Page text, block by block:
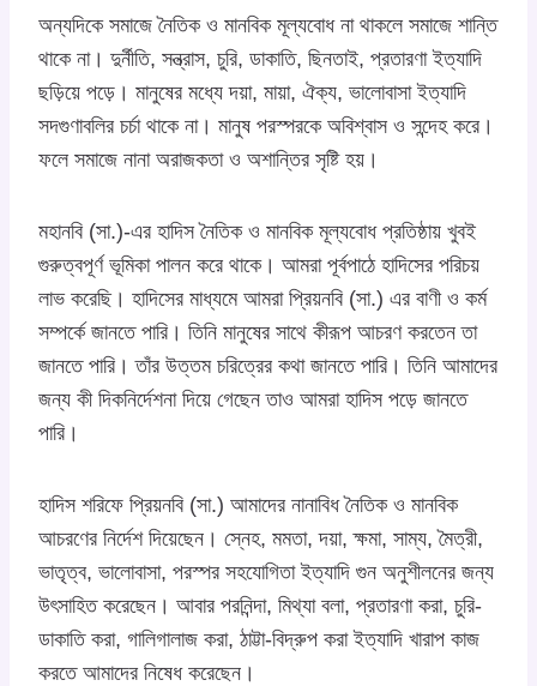
অন্যদিকে সমাজে নৈতিক ও মানবিক মূল্যবোধ না থাকলে সমাজে শান্তি
থাকে না। দুর্নীতি, সন্ত্রাস, চুরি, ডাকাতি, ছিনতাই, প্রতারণা ইত্যাদি
ছড়িয়ে পড়ে। মানুষের মধ্যে দয়া, মায়া, ঐক্য, ভালোবাসা ইত্যাদি
সদগুণাবলির চর্চা থাকে না। মানুষ পরস্পরকে অবিশ্বাস ও সন্দেহ করে।
ফলে সমাজে নানা অরাজকতা ও অশান্তির সৃষ্টি হয়।
মহানবি (সা.)-এর হাদিস নৈতিক ও মানবিক মূল্যবোধ প্রতিষ্ঠায় খুবই
গুরুত্বপূর্ণ ভূমিকা পালন করে থাকে। আমরা পূর্বপাঠে হাদিসের পরিচয়
লাভ করেছি। হাদিসের মাধ্যমে আমরা প্রিয়নবি (সা.) এর বাণী ও কর্ম
সম্পর্কে জানতে পারি। তিনি মানুষের সাথে কীরূপ আচরণ করতেন তা
জানতে পারি। তাঁর উত্তম চরিত্রের কথা জানতে পারি। তিনি আমাদের
জন্য কী দিকনির্দেশনা দিয়ে গেছেন তাও আমরা হাদিস পড়ে জানতে
পারি।
হাদিস শরিফে প্রিয়নবি (সা.) আমাদের নানাবিধ নৈতিক ও মানবিক
আচরণের নির্দেশ দিয়েছেন। স্নেহ, মমতা, দয়া, ক্ষমা, সাম্য, মৈত্রী,
ভাতৃত্ব, ভালোবাসা, পরস্পর সহযোগিতা ইত্যাদি গুন অনুশীলনের জন্য
উৎসাহিত করেছেন। আবার পরনিন্দা, মিথ্যা বলা, প্রতারণা করা, চুরি-
ডাকাতি করা, গালিগালাজ করা, ঠাট্টা-বিদ্রুপ করা ইত্যাদি খারাপ কাজ
করতে আমাদের নিষেধ করেছেন।